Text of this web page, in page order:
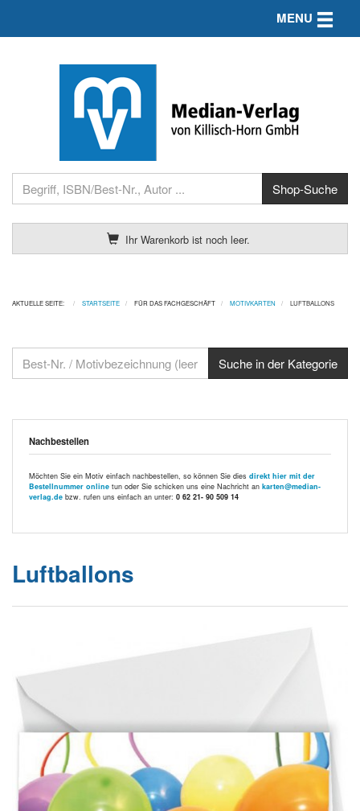
Ihr Warenkorb ist noch leer.
MENU Toggle
AKTUELLE SEITE: STARTSEITE FÜR DAS FACHGESCHÄFT MOTIVKARTEN LUFTBALLONS
Nachbestellen
Möchten Sie ein Motiv einfach nachbestellen, so können Sie dies direkt hier mit der
Bestellnummer online tun oder Sie schicken uns eine Nachricht an karten@median-
verlag.de bzw. rufen uns einfach an unter: 0 62 21- 90 509 14
Luftballons